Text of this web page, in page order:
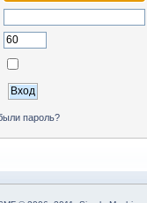
пароль?